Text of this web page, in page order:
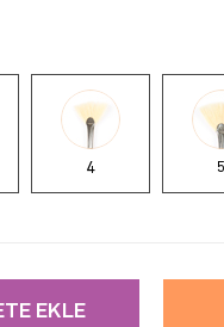
4 5
EKLE